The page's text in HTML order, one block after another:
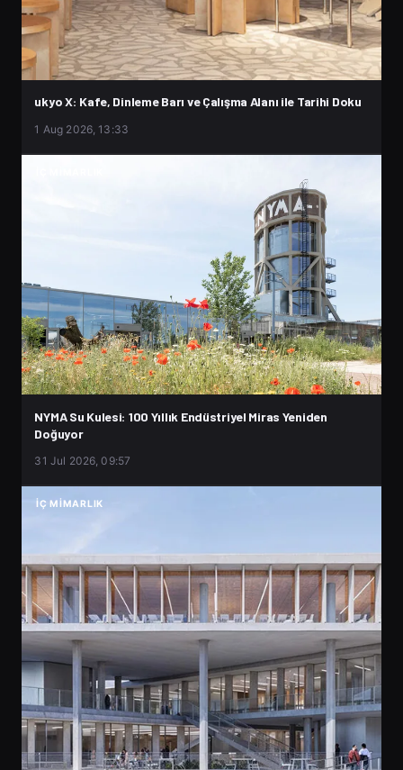
ukyo X: Kafe, Dinleme Barı ve Çalışma Alanı ile Tarihi Doku
1 Aug 2026, 13:33
NYMA Su Kulesi: 100 Yıllık Endüstriyel Miras Yeniden
Doğuyor
31 Jul 2026, 09:57
İÇ MIMARLIK